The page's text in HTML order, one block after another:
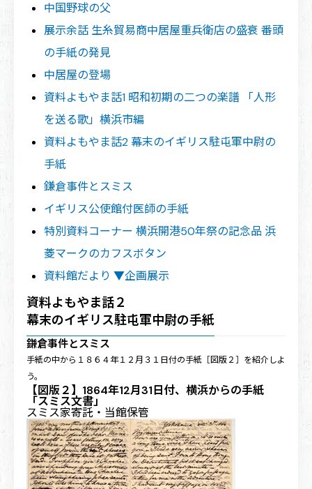
中国野球の父
展示余話 生糸貿易商中居屋重兵衛店の盛衰 番頭
の手紙の発見
中居屋の登場
資料よもやま話1 昭和初期の二つの楽譜 「人形
を送る歌」横浜市編
資料よもやま話2 幕末のイギリス駐屯軍中尉の
手紙
鎌倉事件とスミス
イギリス公使館付医師の手紙
特別資料コーナー 横浜開港50年祭の記念品 浜
菱マークのカフスボタン
資料館だより ▼企画展示
資料よもやま話２
幕末のイギリス駐屯軍中尉の手紙
鎌倉事件とスミス
手紙の中から１８６４年１２月３１日付の手紙［図版２］を紹介しよ
う。
【図版２】1864年12月31日付、横浜からの手紙
「スミス文書」
スミス家寄託・当館保管